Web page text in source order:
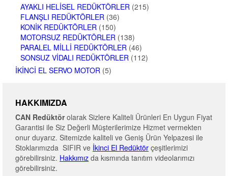
AYAKLI HELISEL REDÜKTÖRLER (215)
FLANŞLI REDÜKTÖRLER (36)
KONIK REDÜKTÖRLER (150)
MOTORSUZ REDÜKTÖRLER (138)
PARALEL MILLI REDÜKTÖRLER (46)
SONSUZ VIDALI REDÜKTÖRLER (112)
İKINCI EL SERVO MOTOR (5)
HAKKIMIZDA
CAN Redüktörolarak Sizlere Kaliteli Ürünleri En Uygun Fiyat
Garantisi ile Siz Değerli Müşterilerimize Hizmet vermekten
onur duyarız. Sitemizde kaliteli ve Geniş Ürün Yelpazesi ile
Stoklarımızda SIFIR ve İkinci El Redüktör çeşitlerimizi
görebilirsiniz. Hakkımız da kısmında tanıtım videolarımızı
görebilirsiniz.